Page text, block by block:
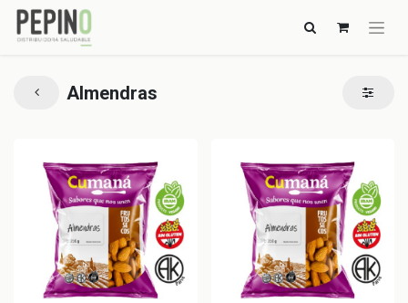
Almendras